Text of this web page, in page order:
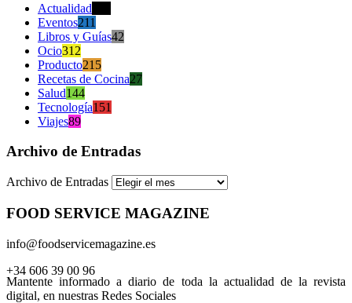
Actualidad
Eventos211
Libros y Guías42
Ocio312
Producto215
Recetas de Cocina27
Salud144
Tecnología151
Viajes89
Archivo de Entradas
Archivo de Entradas
FOOD SERVICE MAGAZINE
info@foodservicemagazine.es
+34 606 39 00 96
Mantente informado a diario de toda la actualidad de la revista
digital, en nuestras Redes Sociales